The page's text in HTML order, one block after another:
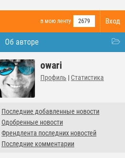
Вход
в мою ленту 2679
Об авторе
owari
Профиль | Статистика
Последние добавленные новости
Одобренные новости
Френдлента последних новостей
Последние комментарии